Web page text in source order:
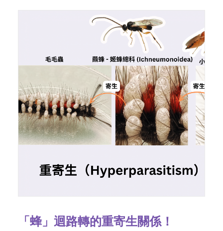
「蜂」迴路轉的重寄生關係！